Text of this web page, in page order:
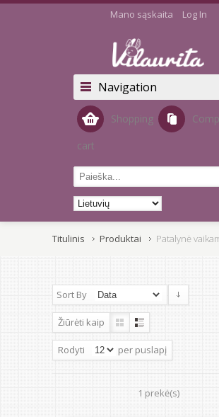
Mano sąskaita Log In
Navigation
Shopping
cart
Titulinis Produktai Patalynė
Sort By
Žiūrėti kaip
Rodyti per puslapį
1 prekė(s)